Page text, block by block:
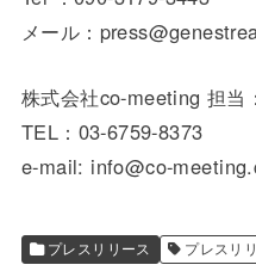
メール：
株式会社co-meeting 担当
TEL：03-6759-8373
e-mail: info@co-
プレスリリース プレスリ